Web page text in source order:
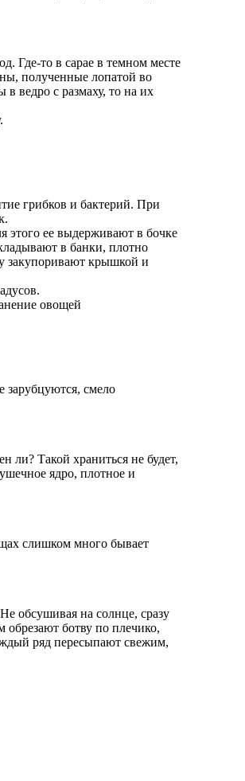
Где-то в сарае в темном месте
полученные лопатой во
ведро с размаху, то на их
грибков и бактерий. При
этого ее выдерживают в бочке
в банки, плотно
закупоривают крышкой и
зарубцуются, смело
ли? Такой храниться не будет,
ядро, плотное и
слишком много бывает
обсушивая на солнце, сразу
обрезают ботву по плечико,
ряд пересыпают свежим,